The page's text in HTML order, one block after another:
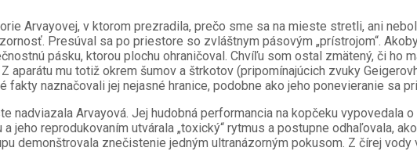
Arvayovej, v ktorom prezradila, prečo sme sa na mieste stretli, ani
Presúval sa po priestore so zvláštnym pásovým „prístrojom“.
pásku, ktorou plochu ohraničoval. Chvíľu som ostal zmätený, či ho
aparátu mu totiž okrem šumov a štrkotov (pripomínajúcich zvuky
fakty naznačovali jej nejasné hranice, podobne ako jeho ponevieranie sa
nadviazala Arvayová. Jej hudobná performancia na kopčeku vypovedala
jeho reprodukovaním utvárala „toxický“ rytmus a postupne odhaľovala,
demonštrovala znečistenie jedným ultranázorným pokusom. Z čírej